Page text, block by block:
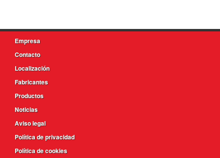
Empresa
Contacto
Localización
Fabricantes
Productos
Noticias
Aviso legal
Política de privacidad
Política de cookies